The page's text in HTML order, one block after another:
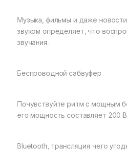
Музыка, фильмы и даже
звуком определяет, что
звучания.
Беспроводной сабвуфер
Почувствуйте ритм с мощным
его мощность составляет 200
Bluetooth, трансляция чего